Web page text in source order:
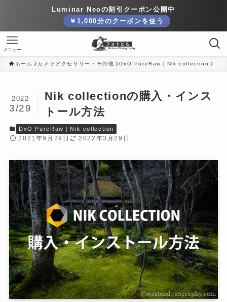
Luminar Neoの割引クーポン公開中
￥1,000分のクーポンを使う
メニュー
ホーム カメラアクセサリー・その他 DxO PureRaw｜Nik collection
Nik collectionの購入・インス
トール方法
2022
3/29
DxO PureRaw｜Nik collection
2021年9月29日 2022年3月29日